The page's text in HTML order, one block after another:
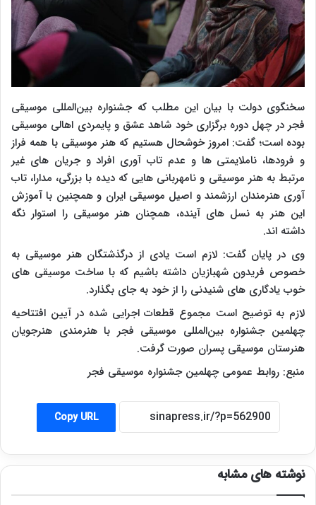
سخنگوی دولت با بیان این مطلب که جشنواره بین‌المللی موسیقی
فجر در چهل دوره برگزاری خود شاهد عشق و پایمردی اهالی موسیقی
بوده است‌؛ گفت: امروز خوشحال هستیم که هنر موسیقی با همه فراز
و فرودها، ناملایمتی ها و عدم تاب آوری افراد و جریان های غیر
مرتبط به هنر موسیقی و نامهربانی هایی که دیده با بزرگی، مدارا، تاب
آوری هنرمندان ارزشمند و اصیل موسیقی ایران و همچنین با آموزش
این هنر به نسل های آینده، همچنان هنر موسیقی را استوار نگه
داشته اند.
وی در پایان گفت: لازم است یادی از درگذشتگان هنر موسیقی به
خصوص فریدون ‌شهبازیان داشته باشیم که با ساخت موسیقی های
خوب یادگاری های شنیدنی را از خود به جای بگذارد.
لازم به توضیح است مجموع قطعات اجرایی شده در آیین افتتاحیه
چهلمین جشنواره بین‌المللی موسیقی فجر با هنرمندی هنرجویان
هنرستان‌ موسیقی پسران صورت گرفت.
منبع: روابط عمومی چهلمین جشنواره موسیقی فجر
Copy URL
نوشته های مشابه